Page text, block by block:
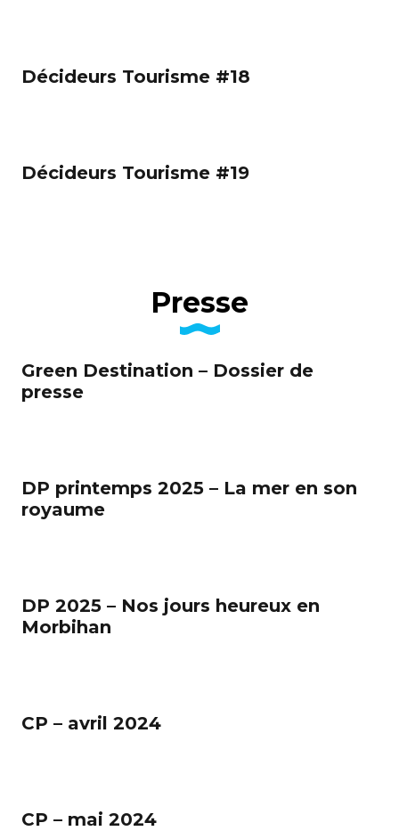
Décideurs Tourisme #18
Décideurs Tourisme #19
Presse
Green Destination – Dossier de
presse
DP printemps 2025 – La mer en son
royaume
DP 2025 – Nos jours heureux en
Morbihan
CP – avril 2024
CP – mai 2024